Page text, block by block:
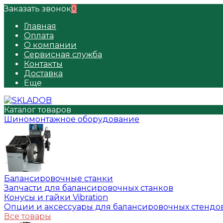
Заказать звонок0
Главная
Оплата
О компании
Сервисная служба
Контакты
Доставка
Еще
Каталог товаров
Шиномонтажное оборудование
Балансировочные станки
Запчасти для балансировочных станков
Конусы и гайки Vibration
Опции и аксессуары для балансировочных
Все товары